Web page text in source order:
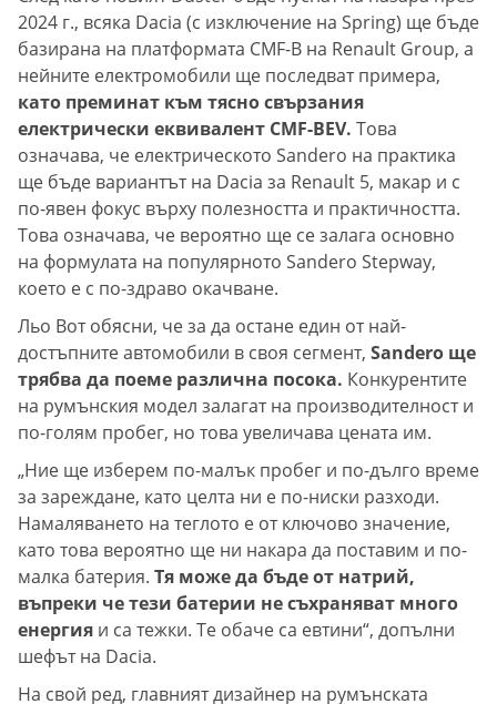
2024 г., всяка Dacia (с изключение на Spring) ще бъде
базирана на платформата CMF-B на Renault Group, а
нейните електромобили ще последват примера,
като преминат към тясно свързания
електрически еквивалент CMF-BEV. Това
означава, че електрическото Sandero на практика
ще бъде вариантът на Dacia за Renault 5, макар и с
по-явен фокус върху полезността и практичността.
Това означава, че вероятно ще се залага основно
на формулата на популярното Sandero Stepway,
което е с по-здраво окачване.
Льо Вот обясни, че за да остане един от най-
достъпните автомобили в своя сегмент, Sandero ще
трябва да поеме различна посока. Конкурентите
на румънския модел залагат на производителност и
по-голям пробег, но това увеличава цената им.
„Ние ще изберем по-малък пробег и по-дълго време
за зареждане, като целта ни е по-ниски разходи.
Намаляването на теглото е от ключово значение,
като това вероятно ще ни накара да поставим и по-
малка батерия. Тя може да бъде от натрий,
въпреки че тези батерии не съхраняват много
енергия и са тежки. Те обаче са евтини“, допълни
шефът на Dacia.
На свой ред, главният дизайнер на румънската